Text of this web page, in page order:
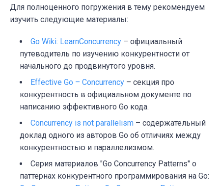
Для полноценного погружения в тему рекомендуем
изучить следующие материалы:
Go Wiki: LearnConcurrency – официальный
путеводитель по изучению конкурентности от
начального до продвинутого уровня.
Effective Go – Concurrency – секция про
конкурентность в официальном документе по
написанию эффективного Go кода.
Concurrency is not parallelism – содержательный
доклад одного из авторов Go об отличиях между
конкурентностью и параллелизмом.
Серия материалов "Go Concurrency Patterns" о
паттернах конкурентного программирования на Go: